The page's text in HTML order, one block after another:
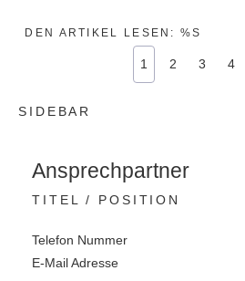
DEN ARTIKEL LESEN: %S
1 2 3 4
SIDEBAR
Ansprechpartner
TITEL / POSITION
Telefon Nummer
E-Mail Adresse